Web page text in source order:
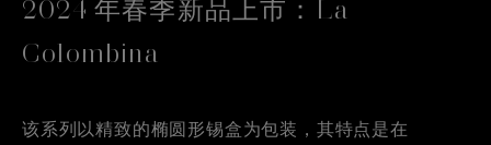
Colombina
该系列以精致的椭圆形锡盒为包装，其特点是在